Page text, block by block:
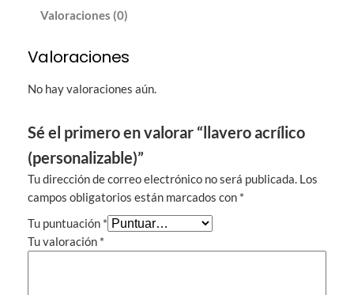
c
r
i
c
o
e
r
Valoraciones (0)
Valoraciones
No hay valoraciones aún.
Sé el primero en valorar “llavero acrílico
(personalizable)”
Tu dirección de correo electrónico no será publicada. Los
campos obligatorios están marcados con *
Tu puntuación *
Tu valoración *